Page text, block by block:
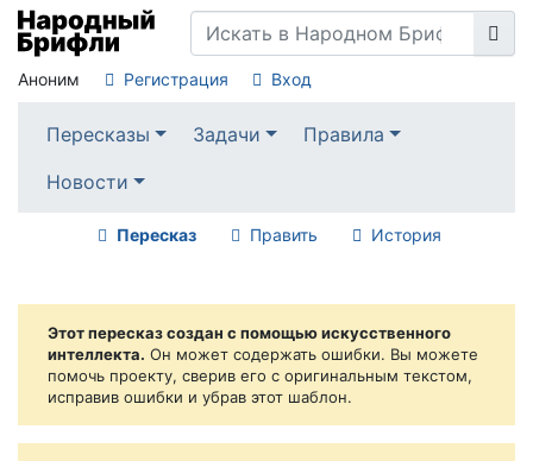
Аноним Регистрация Вход
Пересказы Задачи
Правила
Новости
Пересказ Править История
Этот пересказ создан с помощью искусственного
интеллекта. Он может содержать ошибки. Вы можете
помочь проекту, сверив его с оригинальным текстом,
исправив ошибки и убрав этот шаблон.